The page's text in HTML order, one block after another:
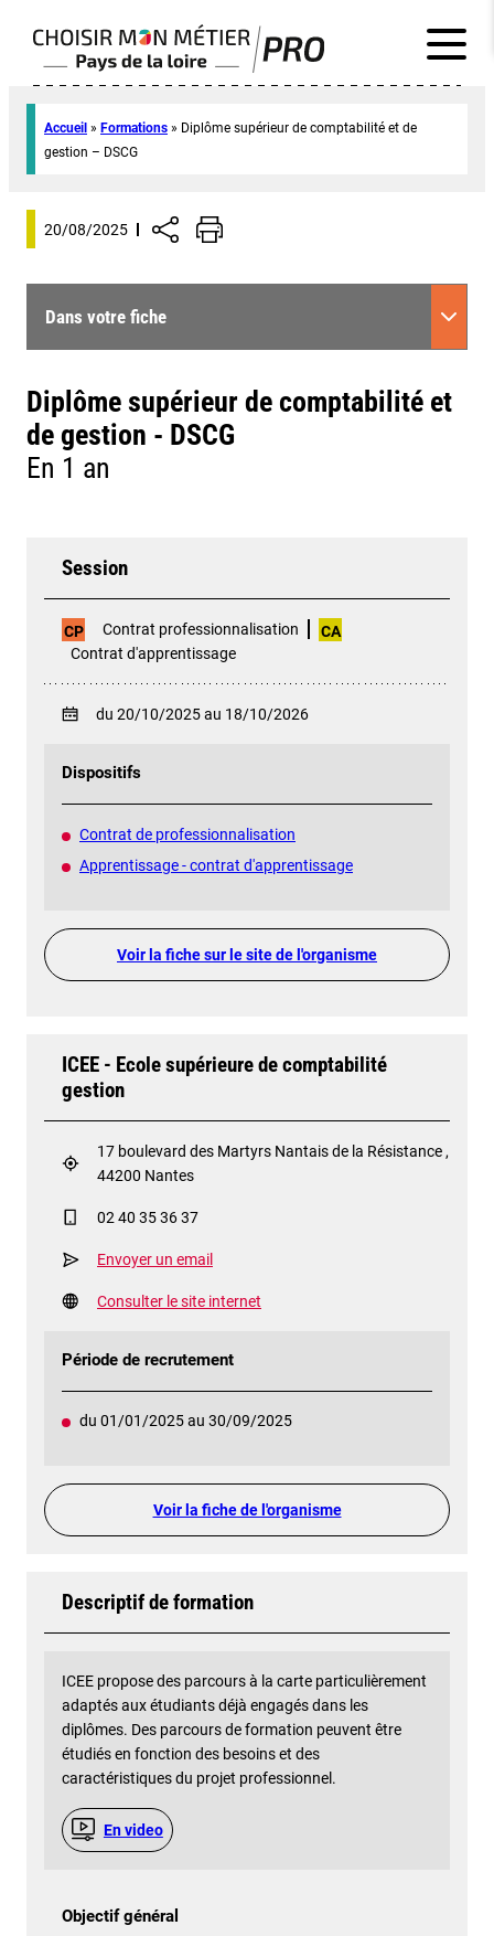
Accueil » Formations » Diplôme supérieur de comptabilité et de
gestion – DSCG
20/08/2025
Dans votre fiche
Diplôme supérieur de comptabilité et
de gestion - DSCG
En 1 an
Session
CP Contrat professionnalisation
CA
Contrat d'apprentissage
du 20/10/2025 au 18/10/2026
Dispositifs
Contrat de professionnalisation
Apprentissage - contrat d'apprentissage
Voir la fiche sur le site de l'organisme
ICEE - Ecole supérieure de comptabilité
gestion
17 boulevard des Martyrs Nantais de la Résistance ,
44200 Nantes
02 40 35 36 37
Envoyer un email
Consulter le site internet
Période de recrutement
du 01/01/2025 au 30/09/2025
Voir la fiche de l'organisme
Descriptif de formation
ICEE propose des parcours à la carte particulièrement
adaptés aux étudiants déjà engagés dans les
diplômes. Des parcours de formation peuvent être
étudiés en fonction des besoins et des
caractéristiques du projet professionnel.
En video
Objectif général